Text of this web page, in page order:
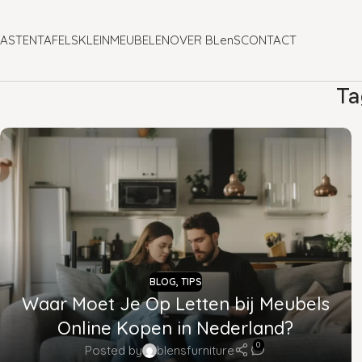
TAFELSKLEINMEUBELENOVER BLenSCONTACT
BLOG TIPS
Waar Moet Je Op Letten bij Meubels
Online Kopen in Nederland?
Posted by blensfurniture 0